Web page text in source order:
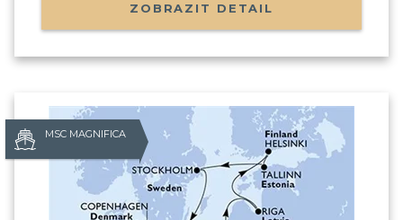
ZOBRAZIT DETAIL
MSC MAGNIFICA